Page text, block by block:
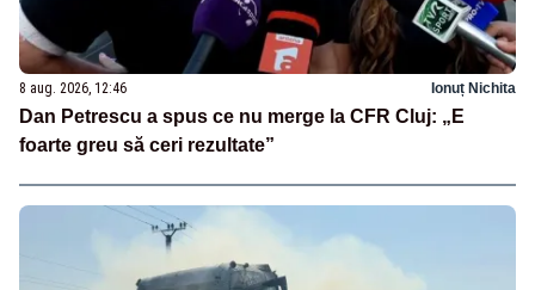
8 aug. 2026, 12:46 Ionuț Nichita
Dan Petrescu a spus ce nu merge la CFR Cluj: „E
foarte greu să ceri rezultate”